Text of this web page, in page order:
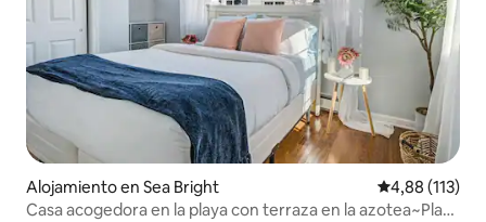
Alojamiento en Sea Bright Calificación
4,88 (113)
Casa acogedora en la playa con terraza en la azotea~Playa